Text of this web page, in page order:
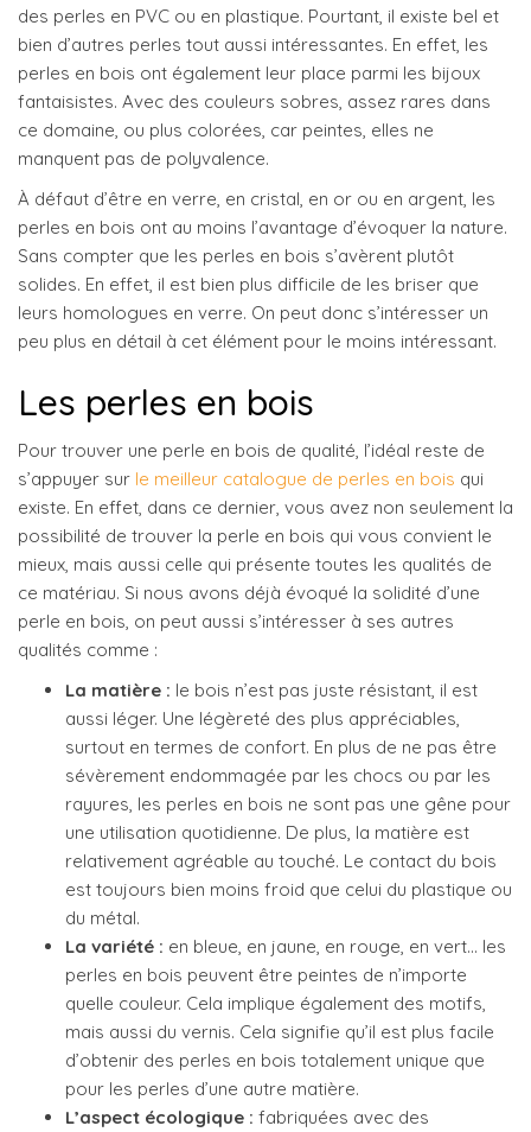
des perles en PVC ou en plastique. Pourtant, il existe bel et
bien d’autres perles tout aussi intéressantes. En effet, les
perles en bois ont également leur place parmi les bijoux
fantaisistes. Avec des couleurs sobres, assez rares dans
ce domaine, ou plus colorées, car peintes, elles ne
manquent pas de polyvalence.
À défaut d’être en verre, en cristal, en or ou en argent, les
perles en bois ont au moins l’avantage d’évoquer la nature.
Sans compter que les perles en bois s’avèrent plutôt
solides. En effet, il est bien plus difficile de les briser que
leurs homologues en verre. On peut donc s’intéresser un
peu plus en détail à cet élément pour le moins intéressant.
Les perles en bois
Pour trouver une perle en bois de qualité, l’idéal reste de
s’appuyer sur le meilleur catalogue de perles en bois qui
existe. En effet, dans ce dernier, vous avez non seulement la
possibilité de trouver la perle en bois qui vous convient le
mieux, mais aussi celle qui présente toutes les qualités de
ce matériau. Si nous avons déjà évoqué la solidité d’une
perle en bois, on peut aussi s’intéresser à ses autres
qualités comme :
La matière : le bois n’est pas juste résistant, il est
aussi léger. Une légèreté des plus appréciables,
surtout en termes de confort. En plus de ne pas être
sévèrement endommagée par les chocs ou par les
rayures, les perles en bois ne sont pas une gêne pour
une utilisation quotidienne. De plus, la matière est
relativement agréable au touché. Le contact du bois
est toujours bien moins froid que celui du plastique ou
du métal.
La variété : en bleue, en jaune, en rouge, en vert… les
perles en bois peuvent être peintes de n’importe
quelle couleur. Cela implique également des motifs,
mais aussi du vernis. Cela signifie qu’il est plus facile
d’obtenir des perles en bois totalement unique que
pour les perles d’une autre matière.
L’aspect écologique : fabriquées avec des